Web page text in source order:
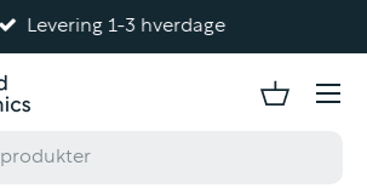
Levering 1-3 hverdage